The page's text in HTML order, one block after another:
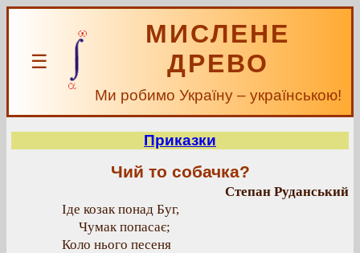
☰
МИСЛЕНЕ
ДРЕВО
Ми робимо Україну – українською!
Приказки
Чий то собачка?
Степан Руданський
Іде козак понад Буг,
Чумак попасає;
Коло нього песеня